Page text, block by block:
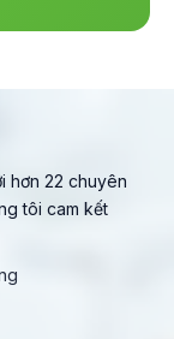
hơn 22 chuyên
tôi cam kết